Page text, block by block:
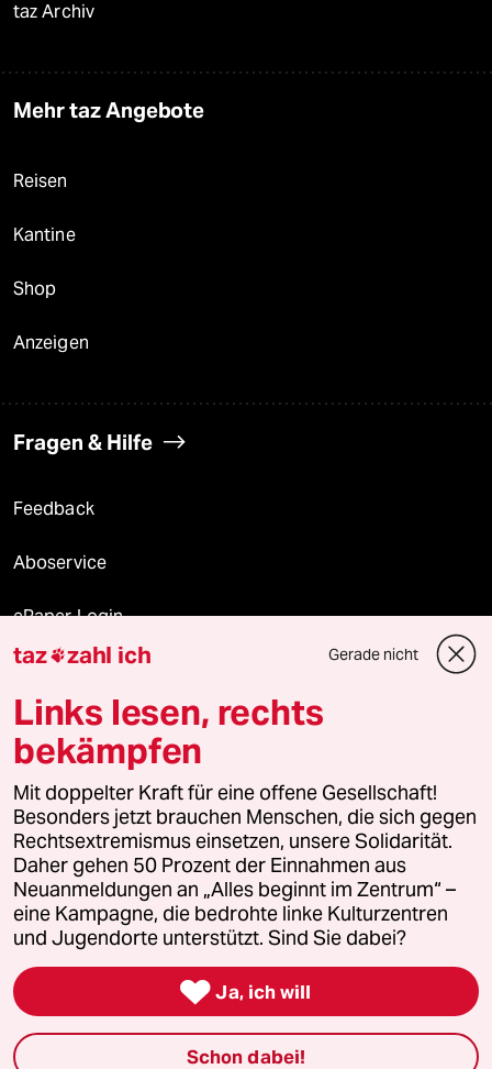
taz Archiv
Mehr taz Angebote
Reisen
Kantine
Shop
Anzeigen
Fragen & Hilfe
Feedback
Aboservice
ePaper Login
Downloads für Abonnierende
© 2026 taz Verlags und Vertriebs GmbH
Alle Rechte vorbehalten. Bei rechtlichen Fragen oder für Genehmigungen
wenden Sie sich bitte an
lizenzen@taz.de
Feedback Redaktionsstatut Kommune-Richtlinien
Leitlinie Informant Datenschutz Impressum AGB
Seitenwende Einwilligungen widerrufen (Ads)
taz zahl ich Gerade nicht
Links lesen, rechts
bekämpfen
Mit doppelter Kraft für eine offene Gesellschaft!
Besonders jetzt brauchen Menschen, die sich gegen
Rechtsextremismus einsetzen, unsere Solidarität.
Daher gehen 50 Prozent der Einnahmen aus
Neuanmeldungen an „Alles beginnt im Zentrum“ –
eine Kampagne, die bedrohte linke Kulturzentren
und Jugendorte unterstützt. Sind Sie dabei?
 Ja, ich will
Schon dabei!